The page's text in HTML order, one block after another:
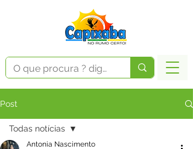
Post
Todas notícias
Antonia Nascimento